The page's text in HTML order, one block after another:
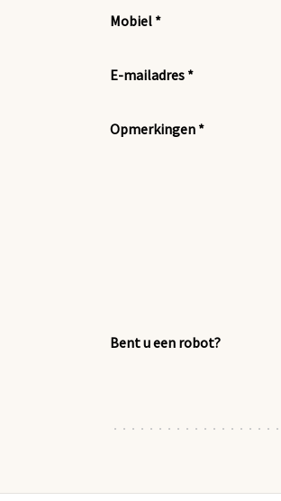
Mobiel *
E-mailadres *
Opmerkingen *
Bent u een robot?